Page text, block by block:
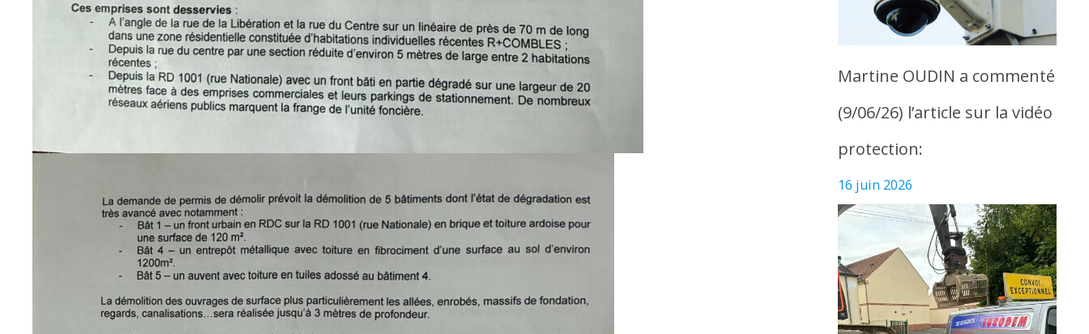
Martine OUDIN a commenté
(9/06/26) l’article sur la vidéo
protection:
16 juin 2026